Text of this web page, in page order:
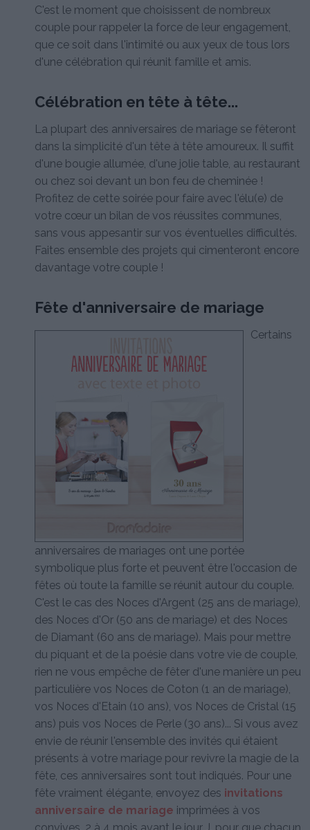
C'est le moment que choisissent de nombreux
couple pour rappeler la force de leur engagement,
que ce soit dans l'intimité ou aux yeux de tous lors
d'une célébration qui réunit famille et amis.
Célébration en tête à tête...
La plupart des anniversaires de mariage se fêteront
dans la simplicité d'un tête à tête amoureux. Il suffit
d'une bougie allumée, d'une jolie table, au restaurant
ou chez soi devant un bon feu de cheminée !
Profitez de cette soirée pour faire avec l'élu(e) de
votre cœur un bilan de vos réussites communes,
sans vous appesantir sur vos éventuelles difficultés.
Faites ensemble des projets qui cimenteront encore
davantage votre couple !
Fête d'anniversaire de mariage
Certains
anniversaires de mariages ont une portée
symbolique plus forte et peuvent être l'occasion de
fêtes où toute la famille se réunit autour du couple.
C'est le cas des Noces d'Argent (25 ans de mariage),
des Noces d'Or (50 ans de mariage) et des Noces
de Diamant (60 ans de mariage). Mais pour mettre
du piquant et de la poésie dans votre vie de couple,
rien ne vous empêche de fêter d'une manière un peu
particulière vos Noces de Coton (1 an de mariage),
vos Noces d'Etain (10 ans), vos Noces de Cristal (15
ans) puis vos Noces de Perle (30 ans)... Si vous avez
envie de réunir l'ensemble des invités qui étaient
présents à votre mariage pour revivre la magie de la
fête, ces anniversaires sont tout indiqués. Pour une
fête vraiment élégante, envoyez des invitations
anniversaire de mariage imprimées à vos